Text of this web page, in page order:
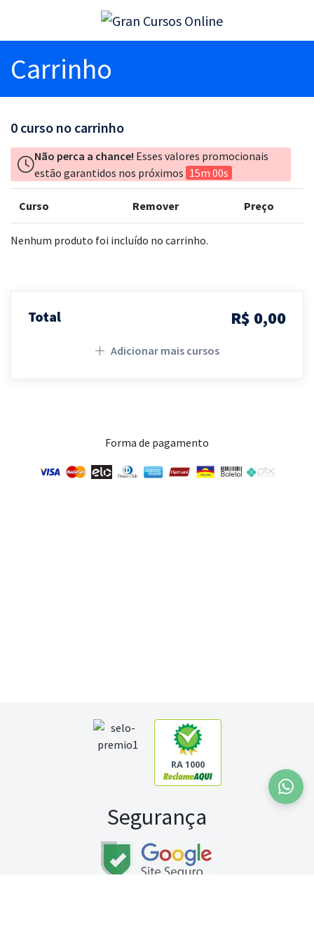
Carrinho
0 curso no carrinho
Não perca a chance! Esses valores promocionais
estão garantidos nos próximos 15m 00s
Curso Remover Preço
Nenhum produto foi incluído no carrinho.
Total R$ 0,00
Adicionar mais cursos
Forma de pagamento
RA 1000
Segurança